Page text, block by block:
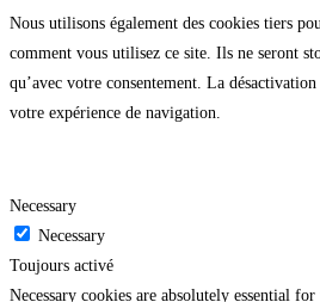
Nous utilisons également des cookies tiers
comment vous utilisez ce site. Ils ne seront
qu’avec votre consentement. La
votre expérience de navigation.
Necessary
Necessary
Toujours activé
Necessary cookies are absolutely essential